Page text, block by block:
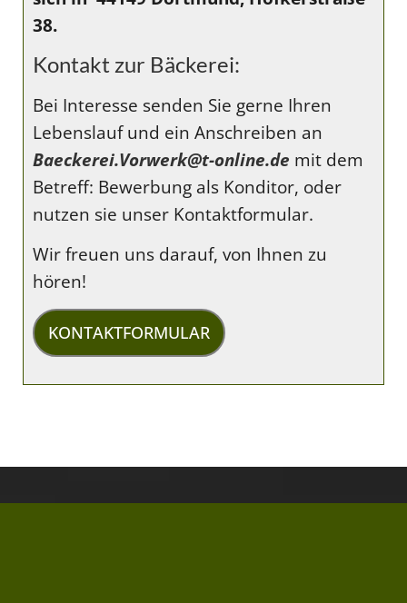
38.
Kontakt zur Bäckerei:
Bei Interesse senden Sie gerne Ihren
Lebenslauf und ein Anschreiben an
Baeckerei.Vorwerk@t-online.de mit dem
Betreff: Bewerbung als Konditor, oder
nutzen sie unser Kontaktformular.
Wir freuen uns darauf, von Ihnen zu
hören!
KONTAKTFORMULAR